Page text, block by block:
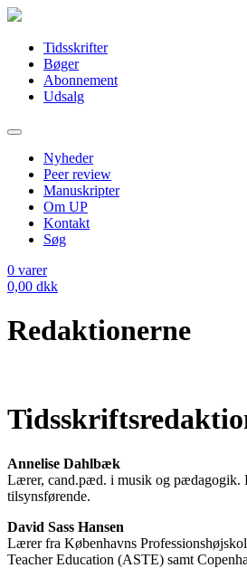
Tidsskrifter
Bøger
Abonnement
Udsalg
Nyheder
Peer review
Manuskripter
Om UP
Kontakt
Søg
0 varer
0,00 dkk
Redaktionerne
Annelise Dahlbæk
Lærer, cand.pæd. i musik og pædagogik.
tilsynsførende.
David Sass Hansen
Lærer fra Københavns
Teacher Education (ASTE) samt